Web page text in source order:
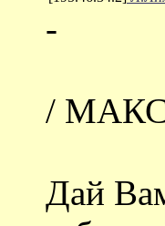
-
/
Дай